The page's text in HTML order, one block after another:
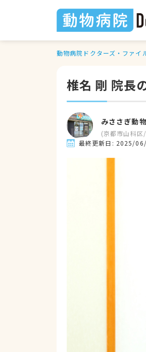
動物病院ドクターズ・ファイ
椎名 剛 院長
みささぎ動
(京都市山科区/
最終更新日: 2025/